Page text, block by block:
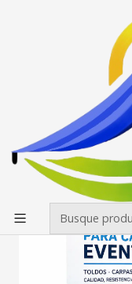
Envíos gratis
Pendones
Pendon Roller